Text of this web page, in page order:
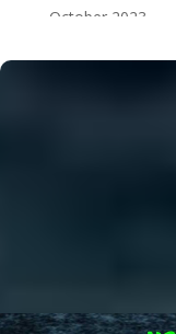
October 2023